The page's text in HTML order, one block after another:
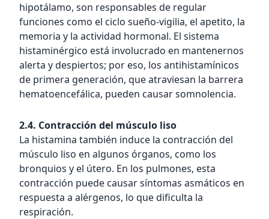
hipotálamo, son responsables de regular
funciones como el ciclo sueño-vigilia, el apetito, la
memoria y la actividad hormonal. El sistema
histaminérgico está involucrado en mantenernos
alerta y despiertos; por eso, los antihistamínicos
de primera generación, que atraviesan la barrera
hematoencefálica, pueden causar somnolencia.
2.4. Contracción del músculo liso
La histamina también induce la contracción del
músculo liso en algunos órganos, como los
bronquios y el útero. En los pulmones, esta
contracción puede causar síntomas asmáticos en
respuesta a alérgenos, lo que dificulta la
respiración.